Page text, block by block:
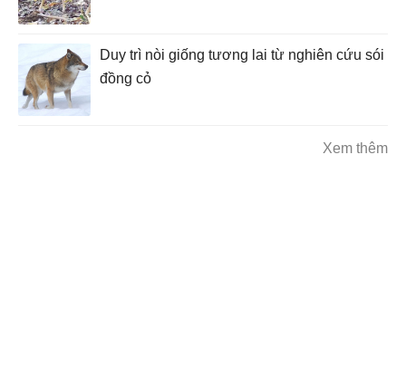
Duy trì nòi giống tương lai từ nghiên cứu sói
đồng cỏ
Xem thêm